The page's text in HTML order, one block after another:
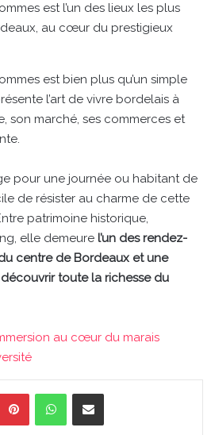
est l’un des lieux les plus
au cœur du prestigieux
est bien plus qu’un simple
l’art de vivre bordelais à
son marché, ses commerces et
pour une journée ou habitant de
de résister au charme de cette
patrimoine historique,
elle demeure l’un des rendez-
centre de Bordeaux et une
toute la richesse du
au cœur du marais
PinterestWhatsAppPartager par email